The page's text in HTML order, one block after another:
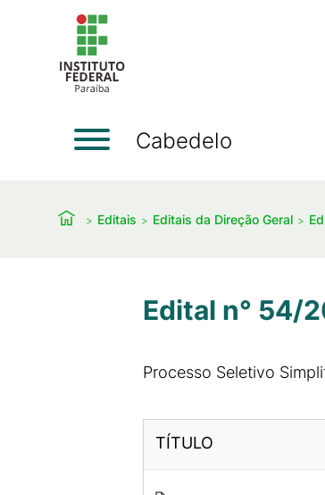
Cabedelo
Editais Editais da Direção Geral
Edital n° 54/
Processo Seletivo
TÍTULO